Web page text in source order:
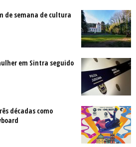
de semana de cultura
em Sintra seguido
décadas como